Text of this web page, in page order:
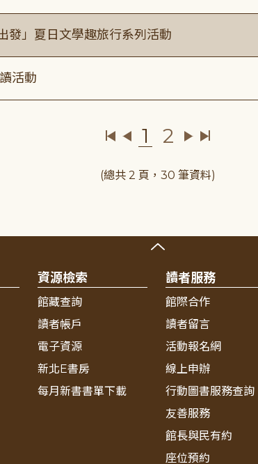
發」夏日文學趣旅行系列活動
活動
1 2
(總共 2 頁，30 筆資料)
資源檢索
館藏查詢
讀者帳戶
電子資源
新北E書房
每月新書書單下載
讀者服務
館際合作
讀者留言
活動報名網
線上申辦
行動圖書服務查詢
友善服務
館長與民有約
座位預約